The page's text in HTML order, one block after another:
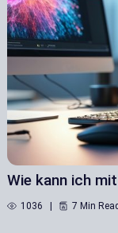
Wie kann ich
1036 7 Min Read